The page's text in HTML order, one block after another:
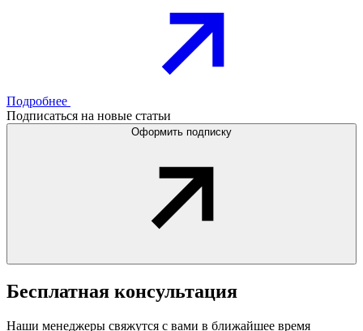
Подробнее
Подписаться на новые статьи
Оформить подписку
Бесплатная консультация
Наши менеджеры свяжутся с вами в ближайшее время